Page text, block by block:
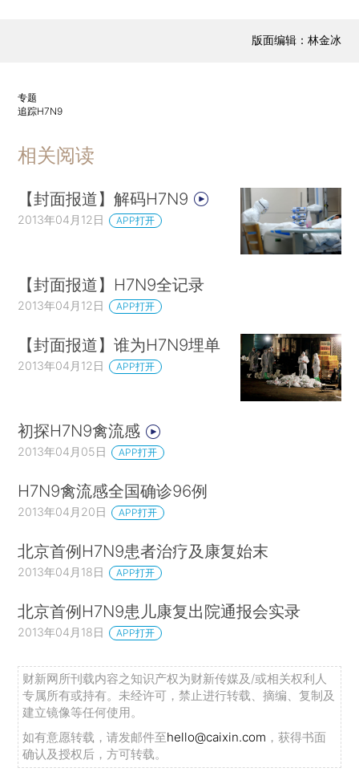
版面编辑：林金冰
专题
追踪H7N9
相关阅读
【封面报道】解码H7N9
2013年04月12日 APP打开
【封面报道】H7N9全记录
2013年04月12日 APP打开
【封面报道】谁为H7N9埋单
2013年04月12日 APP打开
初探H7N9禽流感
2013年04月05日 APP打开
H7N9禽流感全国确诊96例
2013年04月20日 APP打开
北京首例H7N9患者治疗及康复始末
2013年04月18日 APP打开
北京首例H7N9患儿康复出院通报会实录
2013年04月18日 APP打开
财新网所刊载内容之知识产权为财新传媒及/或相关权利人
专属所有或持有。未经许可，禁止进行转载、摘编、复制及
建立镜像等任何使用。
如有意愿转载，请发邮件至hello@caixin.com ，获得书面
确认及授权后，方可转载。